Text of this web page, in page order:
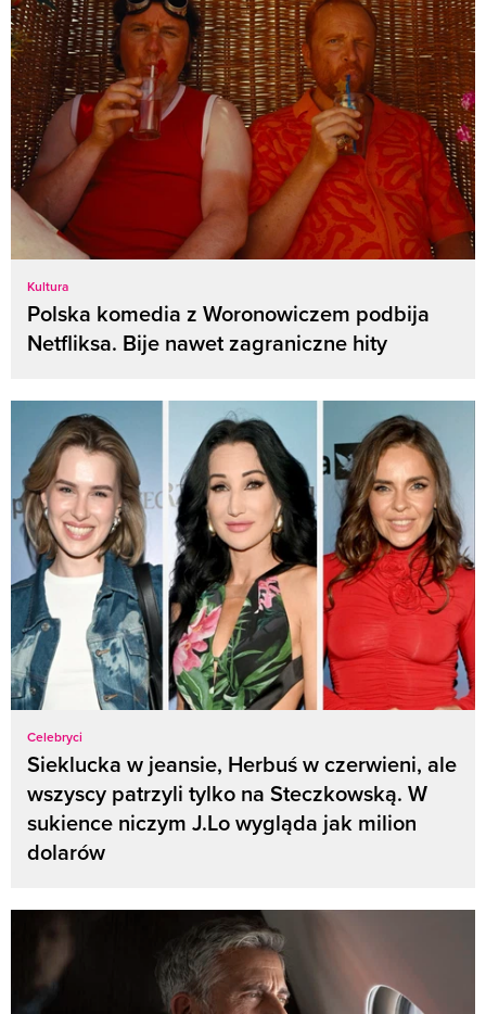
Kultura
Polska komedia z Woronowiczem podbija
Netfliksa. Bije nawet zagraniczne hity
Celebryci
Sieklucka w jeansie, Herbuś w czerwieni, ale
wszyscy patrzyli tylko na Steczkowską. W
sukience niczym J.Lo wygląda jak milion
dolarów